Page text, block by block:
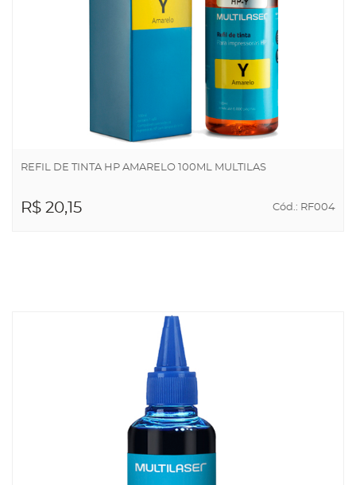
REFIL DE TINTA HP AMARELO 100ML MULTILAS
R$ 20,15 Cód.: RF004